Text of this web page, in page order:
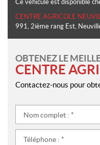
Ce véhicule est disponible
CENTRE AGRICOLE
991, 2ième rang Est,
OBTENEZ LE
CENTRE
Contactez-nous pour
complet
: